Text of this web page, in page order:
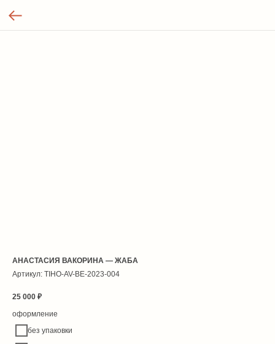
АНАСТАСИЯ ВАКОРИНА — ЖАБА
Артикул: TIHO-AV-BE-2023-004
25 000 ₽
оформление
без упаковки